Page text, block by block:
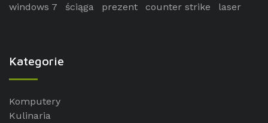
windows 7
ściąga prezent counter strike laser
Kategorie
Komputery
Kulinaria